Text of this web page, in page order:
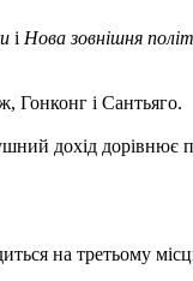
і Нова зовнішня
Гонконг і Сантьяго.
дохід дорівнює
на третьому